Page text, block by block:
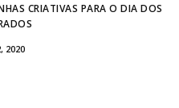
CRIATIVAS PARA O DIA DOS
2020